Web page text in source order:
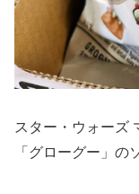
スター・ウォーズ
「グローグー」の